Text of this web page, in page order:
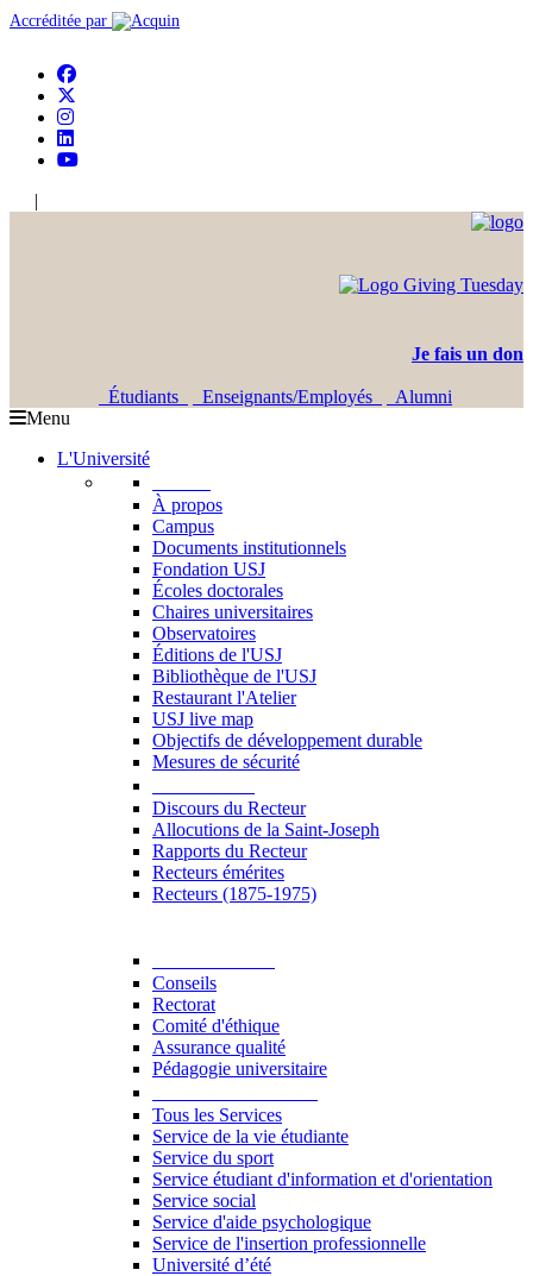
Accréditée par
|
Je fais un don
Étudiants Enseignants/Employés
Alumni
Menu
L'Université
À propos
Campus
Documents institutionnels
Fondation USJ
Écoles doctorales
Chaires universitaires
Observatoires
Éditions de l'USJ
Bibliothèque de l'USJ
Restaurant l'Atelier
USJ live map
Objectifs de développement durable
Mesures de sécurité
Discours du Recteur
Allocutions de la Saint-Joseph
Rapports du Recteur
Recteurs émérites
Recteurs (1875-1975)
Conseils
Rectorat
Comité d'éthique
Assurance qualité
Pédagogie universitaire
Tous les Services
Service de la vie étudiante
Service du sport
Service étudiant d'information et d'orientation
Service social
Service d'aide psychologique
Service de l'insertion professionnelle
Université d’été